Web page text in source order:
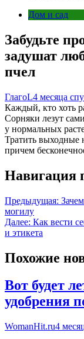
Дом и сад
Забудьте
задушат
пчел
ГлагоL4 месяца
Каждый, кто хоть
Сорняки лезут
у нормальных
Тратить выходные
причем
Навигация
Предыдущая:
могилу
Далее: Как вести
и этикета
Похожие
Вот будет
удобрения
WomanHit.ru4